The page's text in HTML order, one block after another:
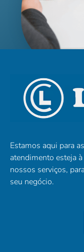
Estamos aqui para
atendimento esteja
nossos serviços,
seu negócio.